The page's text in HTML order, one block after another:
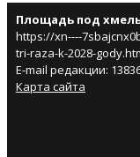
Площадь под
https://xn----
tri-raza-k-2028-
E-mail редакции:
Карта сайта